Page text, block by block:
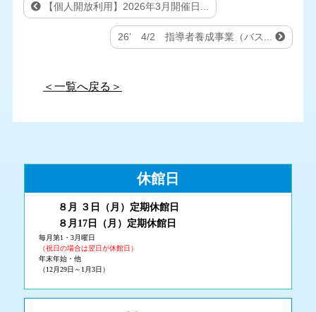
【個人開放利用】2026年3月開催日...
26’ 4/2 指導者養成事業（バス...
＜一覧へ戻る＞
休館日
８月 ３ 日（月 ） 定期休館日
８月17日（月 ）定期休館日
毎月第1・3月曜日
（祝日の場合は翌日が休館日）
年末年始・他
（12月29日～1月3日）